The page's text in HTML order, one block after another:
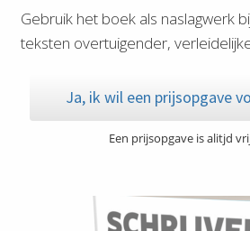
Gebruik het boek als naslagwerk
teksten overtuigender,
Ja, ik wil een prijsopgave
Een prijsopgave is alitjd